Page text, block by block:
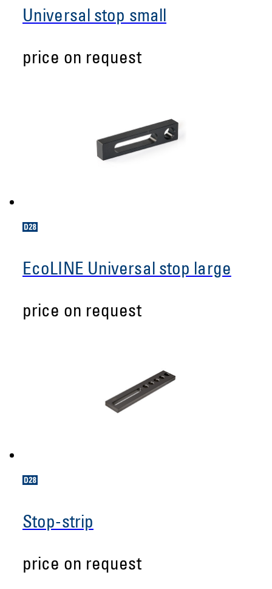
Universal stop small
price on request
EcoLINE Universal stop large
price on request
Stop-strip
price on request